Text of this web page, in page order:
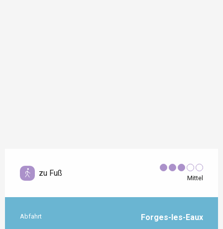
zu Fuß
Mittel
Praktische Informationen
Abfahrt Forges-les-Eaux